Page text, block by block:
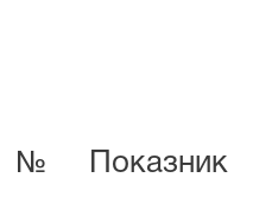
№ Показник